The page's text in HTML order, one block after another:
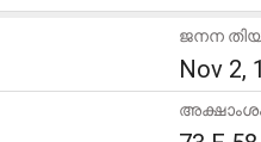
ജനന
Nov 2,